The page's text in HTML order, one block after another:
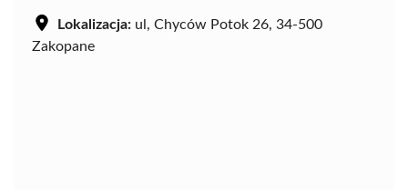
Lokalizacja: ul, Chyców Potok 26, 34-500
Zakopane